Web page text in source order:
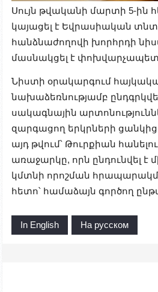
Սույն թվականի մարտի 5-ին
կայացել է Եվրասիական
հանձնաժողովի խորհրդի
մասնակցել է փոխվարչապետ
Նիստի օրակարգում
նախաձեռնությամբ
սակագնային
զարգացող երկրների ցանկից
այդ թվում՝ Թուրքիան
առաջարկը, որն ընդունվել է
կմտնի որոշման
հետո՝ համաձայն գործող
In English На русском